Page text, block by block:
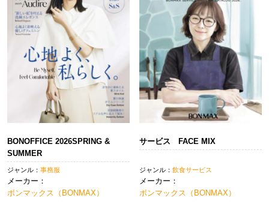
ン
BONOFFICE 2026SPRING &
SUMMER
ジャンル： 事務服
メーカー：
ボンマックス（BONMAX）
サービス FACE MIX
ジャンル：飲食サービス
メーカー：
ボンマックス（BONMAX）